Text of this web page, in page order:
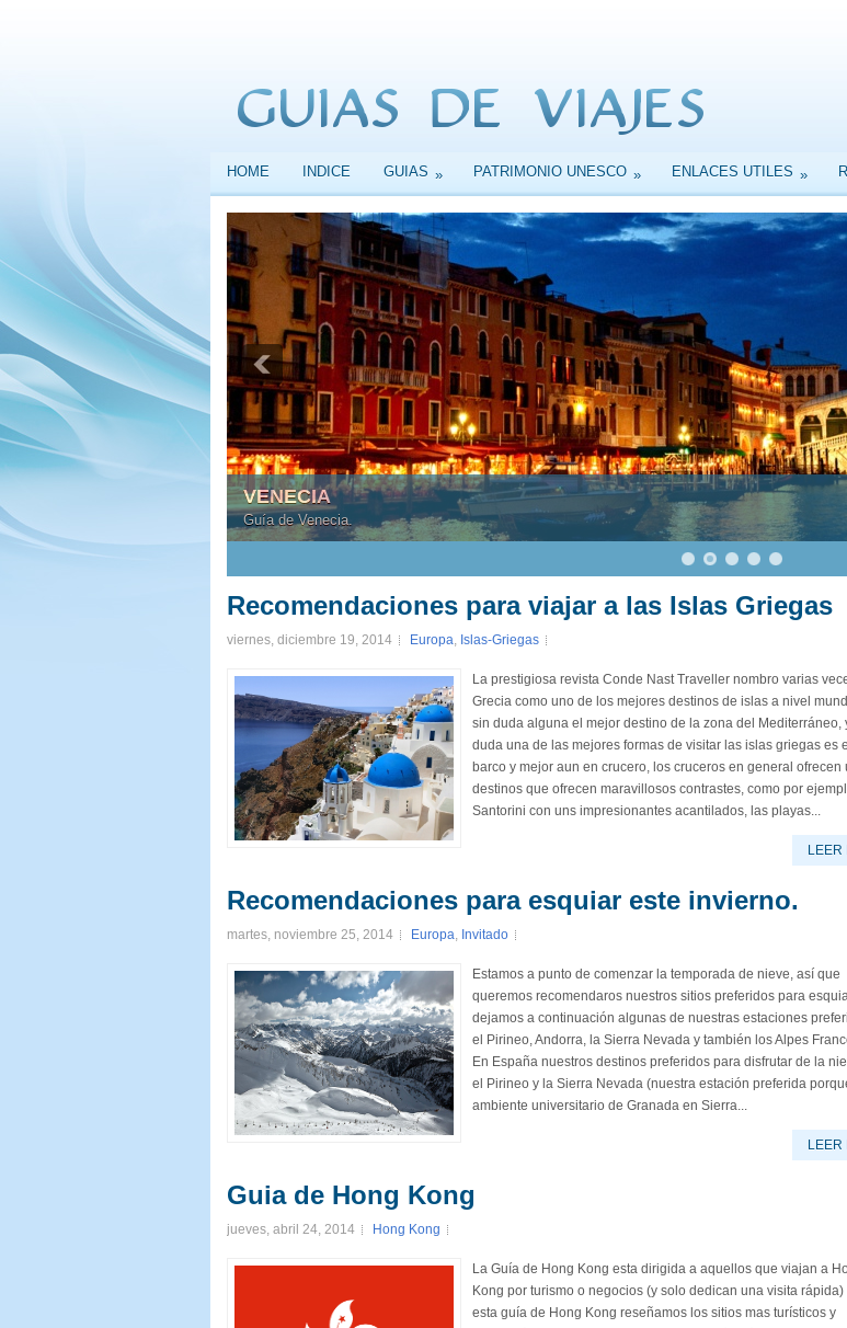
HOME INDICE GUIAS » PATRIMONIO UNESCO » ENLACES UTILES »
VENECIA
Guía de Venecia.
Recomendaciones para viajar a las Islas Griegas
viernes, diciembre 19, 2014 Europa, Islas-Griegas
La prestigiosa revista Conde Nast Traveller nombro varias
Grecia como uno de los mejores destinos de islas a nivel
sin duda alguna el mejor destino de la zona del Mediterráneo,
duda una de las mejores formas de visitar las islas griegas es
barco y mejor aun en crucero, los cruceros en general ofrecen
destinos que ofrecen maravillosos contrastes, como por
Santorini con uns impresionantes acantilados, las playas...
LEER
Recomendaciones para esquiar este invierno.
martes, noviembre 25, 2014 Europa, Invitado
Estamos a punto de comenzar la temporada de nieve, así que
queremos recomendaros nuestros sitios preferidos para
dejamos a continuación algunas de nuestras estaciones
el Pirineo, Andorra, la Sierra Nevada y también los Alpes
En España nuestros destinos preferidos para disfrutar de la
el Pirineo y la Sierra Nevada (nuestra estación preferida
ambiente universitario de Granada en Sierra...
LEER
Guia de Hong Kong
jueves, abril 24, 2014 Hong Kong
La Guía de Hong Kong esta dirigida a aquellos que viajan a
Kong por turismo o negocios (y solo dedican una visita
esta guía de Hong Kong reseñamos los sitios mas turísticos y